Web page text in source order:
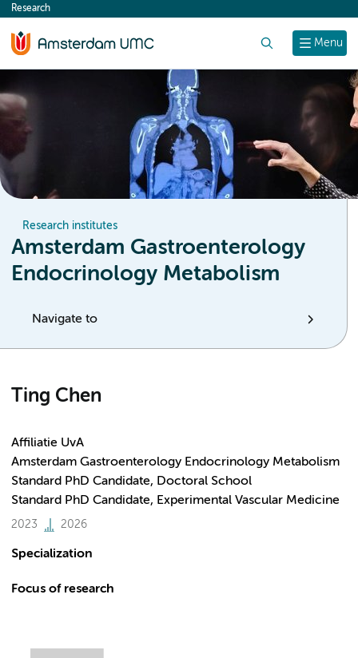
content
Menu
Research
Research institutes
Amsterdam Gastroenterology
Endocrinology Metabolism
Navigate to
Ting Chen
Affiliatie UvA
Amsterdam Gastroenterology Endocrinology Metabolism
Standard PhD Candidate, Doctoral School
Standard PhD Candidate, Experimental Vascular Medicine
2023 2026
Specialization
Focus of research